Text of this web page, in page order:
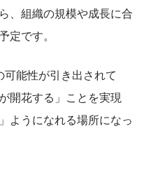
、組織の規模や成長に合
定です。
能性が引き出されて
開花する」ことを実現
ようになれる場所になっ